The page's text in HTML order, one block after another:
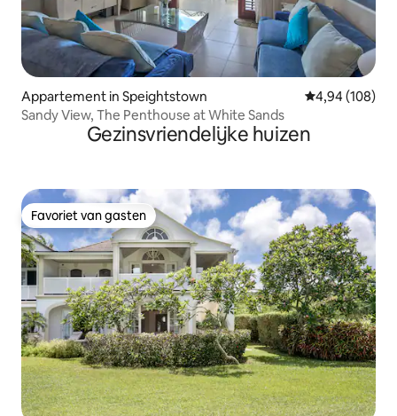
Appartement in Speightstown Gemiddelde
4,94 (108)
Sandy View, The Penthouse at White Sands
Gezinsvriendelijke huizen
Favoriet van gasten
Favoriet van gasten